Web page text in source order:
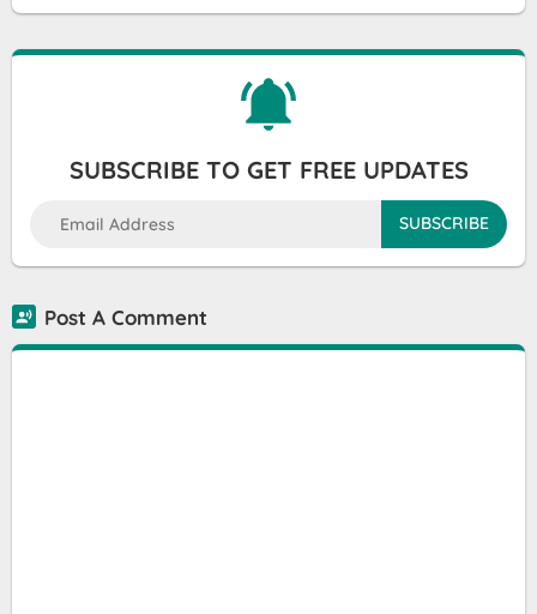
SUBSCRIBE TO GET FREE UPDATES
Post A Comment